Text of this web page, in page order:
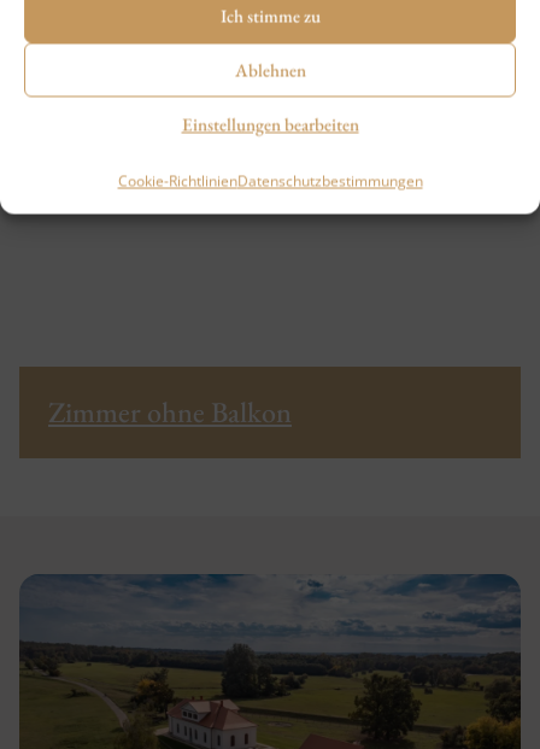
Ich stimme zu
Ablehnen
Einstellungen bearbeiten
Cookie-RichtlinienDatenschutzbestimmungen
Zimmer ohne Balkon